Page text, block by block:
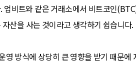
비트와 같은 거래소에서 비트코인
산을 사는 것이라고 생각하기 쉽습니다.
방식에 상당히 큰 영향을 받기 때문